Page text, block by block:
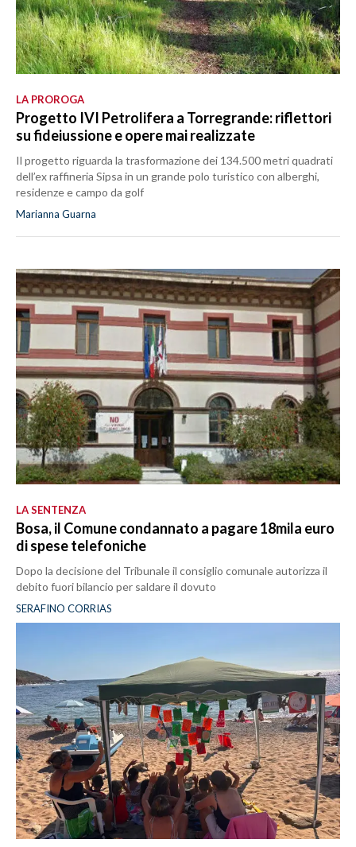
LA PROROGA
Progetto IVI Petrolifera a Torregrande: riflettori
su fideiussione e opere mai realizzate
Il progetto riguarda la trasformazione dei 134.500 metri quadrati
dell’ex raffineria Sipsa in un grande polo turistico con alberghi,
residenze e campo da golf
Marianna Guarna
LA SENTENZA
Bosa, il Comune condannato a pagare 18mila euro
di spese telefoniche
Dopo la decisione del Tribunale il consiglio comunale autorizza il
debito fuori bilancio per saldare il dovuto
SERAFINO CORRIAS